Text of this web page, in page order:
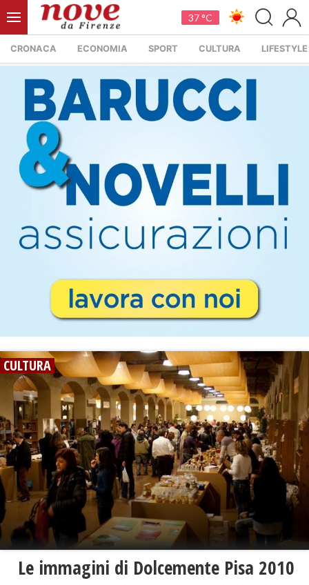
37 °C
CRONACA ECONOMIA SPORT CULTURA LIFESTYLE
CULTURA
Le immagini di Dolcemente Pisa 2010